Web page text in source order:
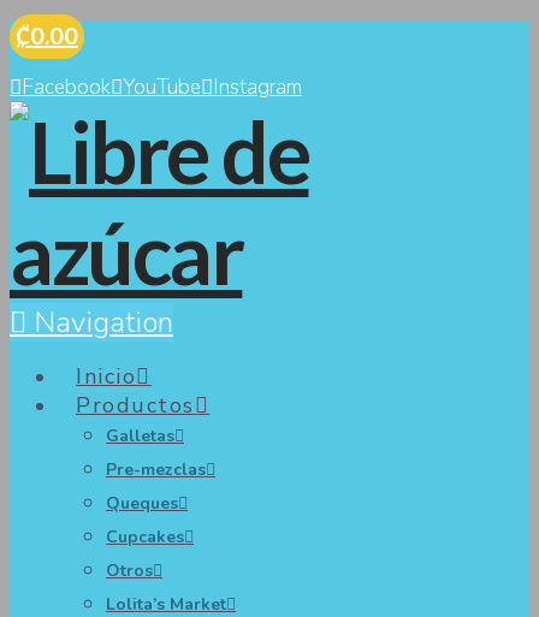
₡0.00
Facebook YouTube Instagram
Navigation
Inicio
Productos
Galletas
Pre-mezclas
Queques
Cupcakes
Otros
Lolita’s Market